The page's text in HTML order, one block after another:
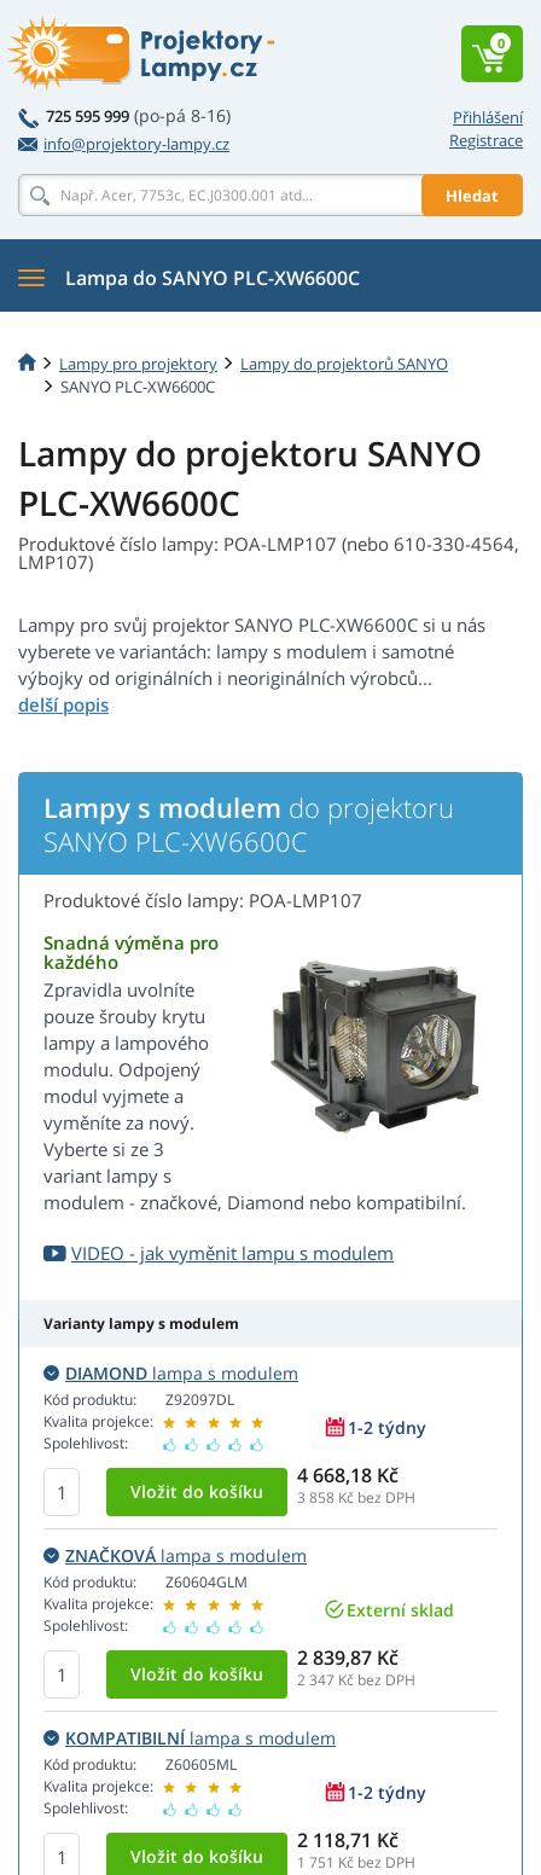
Přihlášení
Registrace
725 595 999 (po-pá 8-16)
info@projektory-lampy.cz
Hledat
0
Lampa do SANYO PLC-XW6600C
Lampy pro projektory
Lampy do projektorů SANYO
SANYO PLC-XW6600C
Lampy do projektoru SANYO
PLC-XW6600C
Produktové číslo lampy: POA-LMP107 (nebo 610-330-4564,
LMP107)
Lampy pro svůj projektor SANYO PLC-XW6600C si u nás
vyberete ve variantách: lampy s modulem i samotné
výbojky od originálních i neoriginálních výrobců...
Lampy s modulem do projektoru
SANYO PLC-XW6600C
Produktové číslo lampy: POA-LMP107
Snadná výměna pro
každého
Zpravidla uvolníte
pouze šrouby krytu
lampy a lampového
modulu. Odpojený
modul vyjmete a
vyměníte za nový.
Vyberte si ze 3
variant lampy s
modulem - značkové, Diamond nebo kompatibilní.
VIDEO - jak vyměnit lampu s modulem
Varianty lampy s modulem
DIAMOND lampa s modulem
Kód produktu:
Kvalita projekce:
Spolehlivost:
Z92097DL
1-2 týdny
4 668,18 Kč
3 858 Kč bez DPH
ZNAČKOVÁ lampa s modulem
Kód produktu:
Kvalita projekce:
Spolehlivost:
Z60604GLM
Externí sklad
2 839,87 Kč
2 347 Kč bez DPH
KOMPATIBILNÍlampa s modulem
Kód produktu:
Kvalita projekce:
Spolehlivost:
Z60605ML
1-2 týdny
2 118,71 Kč
1 751 Kč bez DPH